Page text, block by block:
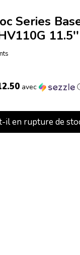
Series
11.5''
avec
il en rupture de